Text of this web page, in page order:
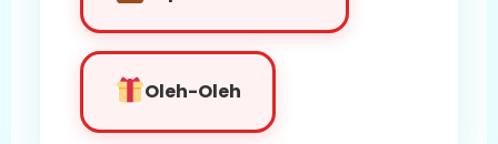
Oleh-Oleh